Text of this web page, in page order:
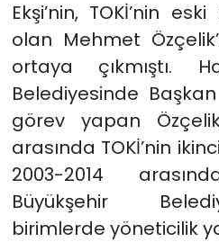
Ekşi’nin, TOKİ’nin
olan Mehmet
ortaya çıkmıştı.
Belediyesinde
görev yapan
arasında TOKİ’nin
2003-2014
Büyükşehir
birimlerde yöneticilik